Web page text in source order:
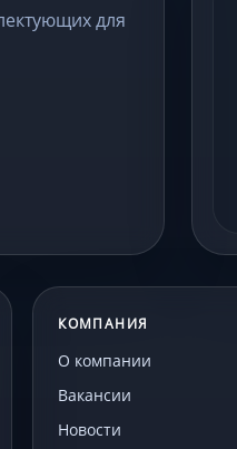
для
КОМПАНИЯ
О компании
Вакансии
Новости